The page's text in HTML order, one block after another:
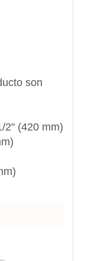
son
2" (420 mm)